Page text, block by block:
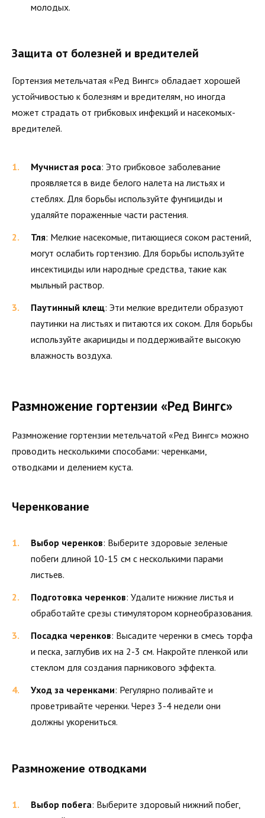
молодых.
Защита от болезней и вредителей
Гортензия метельчатая «Ред Вингс» обладает хорошей
устойчивостью к болезням и вредителям, но иногда
может страдать от грибковых инфекций и насекомых-
вредителей.
Мучнистая роса: Это грибковое заболевание
проявляется в виде белого налета на листьях и
стеблях. Для борьбы используйте фунгициды и
удаляйте пораженные части растения.
Тля: Мелкие насекомые, питающиеся соком растений,
могут ослабить гортензию. Для борьбы используйте
инсектициды или народные средства, такие как
мыльный раствор.
Паутинный клещ: Эти мелкие вредители образуют
паутинки на листьях и питаются их соком. Для борьбы
используйте акарициды и поддерживайте высокую
влажность воздуха.
Размножение гортензии «Ред Вингс»
Размножение гортензии метельчатой «Ред Вингс» можно
проводить несколькими способами: черенками,
отводками и делением куста.
Черенкование
Выбор черенков: Выберите здоровые зеленые
побеги длиной 10-15 см с несколькими парами
листьев.
Подготовка черенков: Удалите нижние листья и
обработайте срезы стимулятором корнеобразования.
Посадка черенков: Высадите черенки в смесь торфа
и песка, заглубив их на 2-3 см. Накройте пленкой или
стеклом для создания парникового эффекта.
Уход за черенками: Регулярно поливайте и
проветривайте черенки. Через 3-4 недели они
должны укорениться.
Размножение отводками
Выбор побега: Выберите здоровый нижний побег,